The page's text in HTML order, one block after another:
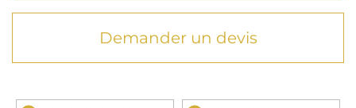
Demander un devis